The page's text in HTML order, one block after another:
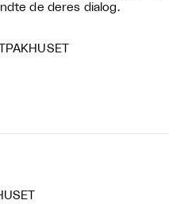
de deres dialog.